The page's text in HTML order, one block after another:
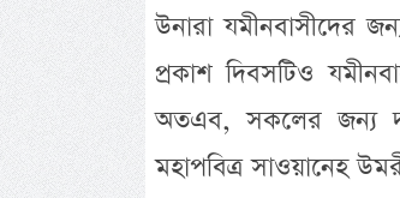
উনারা যমীনবাসীদের
প্রকাশ দিবসটিও
অতএব, সকলের জন্য
মহাপবিত্র সাওয়ানেহ